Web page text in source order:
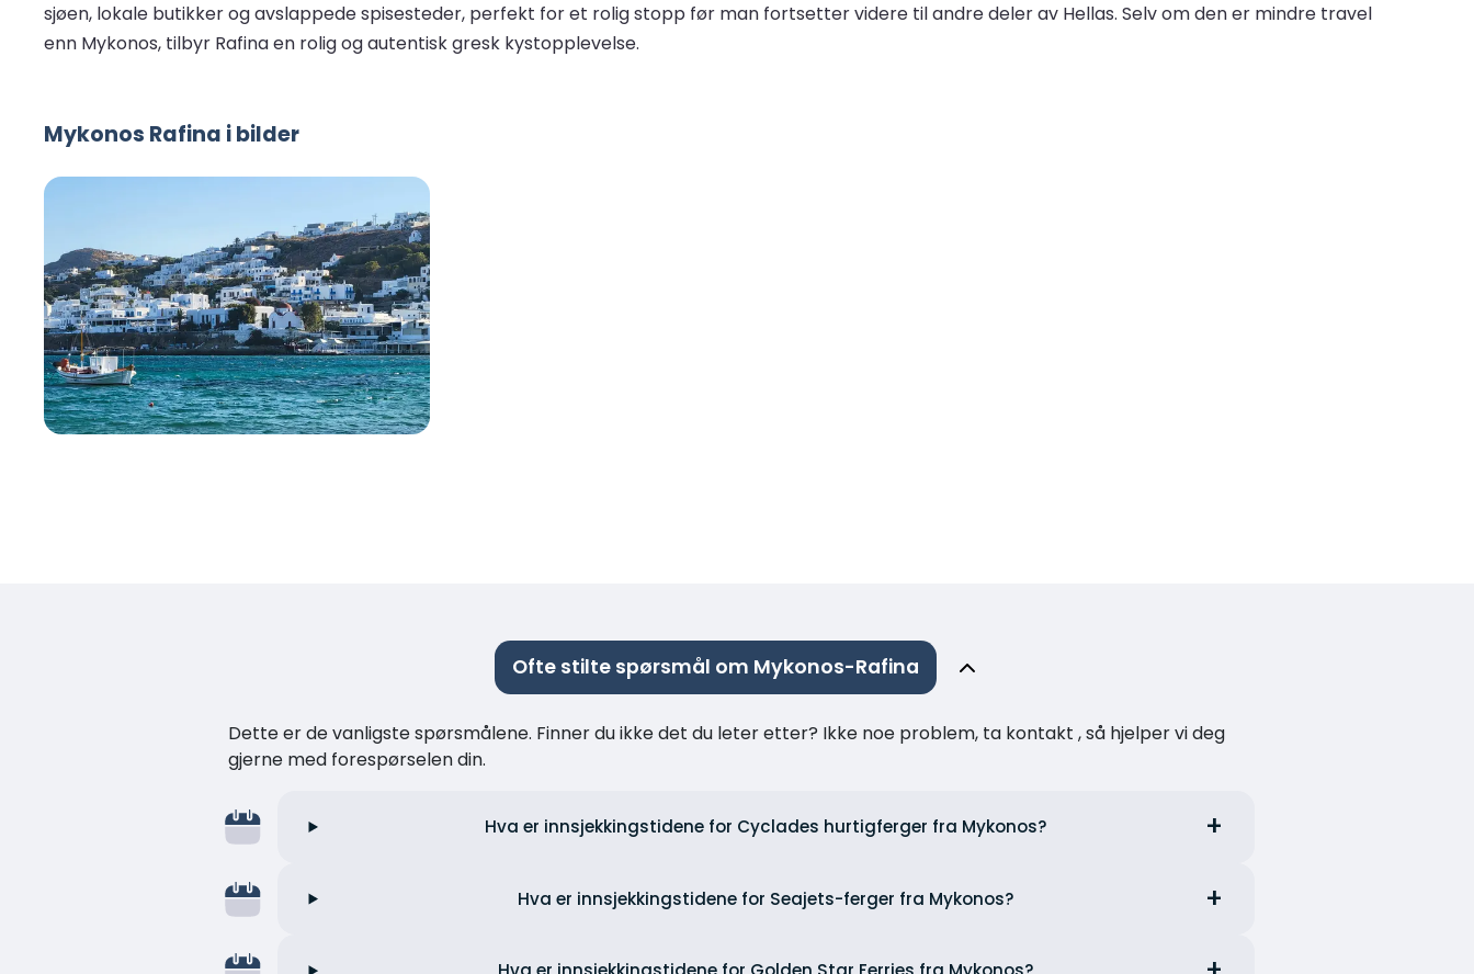
sjøen, lokale butikker og avslappede spisesteder, perfekt for et rolig stopp før man fortsetter videre til andre deler av Hellas. Selv om den er mindre travel
enn Mykonos, tilbyr Rafina en rolig og autentisk gresk kystopplevelse.
Mykonos Rafina i bilder
Ofte stilte spørsmål om Mykonos-Rafina
Dette er de vanligste spørsmålene. Finner du ikke det du leter etter? Ikke noe problem, ta kontakt , så hjelper vi deg
gjerne med forespørselen din.
Hva er innsjekkingstidene for Cyclades hurtigferger fra Mykonos?
Hva er innsjekkingstidene for Seajets-ferger fra Mykonos?